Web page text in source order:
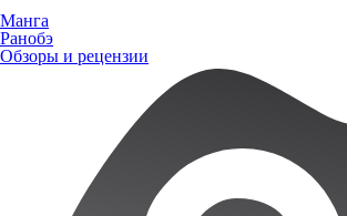
Манга
Ранобэ
Обзоры и рецензии